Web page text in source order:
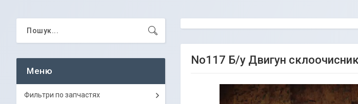
No117 Б/у Двигун
Фильтри по запчастях